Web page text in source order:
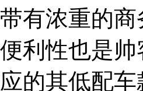
有浓重的
利性也是
的其低配